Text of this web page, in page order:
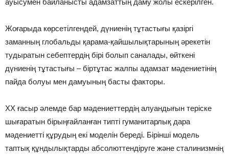
ауысумен байланысты адамзаттың даму жолы ескерілген.
Жоғарыда көрсетілгендей, дүниенің тұтастығы қазіргі
заманның глобальды қарама-қайшылықтарының әрекетін
тудыратын себептердің бірі болып саналады, өйткені
дүниенің тұтастығы – біртұтас жалпы адамзат мәдениетінің
пайда болуы мен дамуының басты факторы.
ХХ ғасыр әлемде бар мәдениеттердің алуандығын теріске
шығаратын бірыңғайланған типті гуманитарлық дара
мәдениетті құрудың екі моделін береді. Бірінші модель
таптық құндылықтарды абсолюттендіруге және сталинизмнің